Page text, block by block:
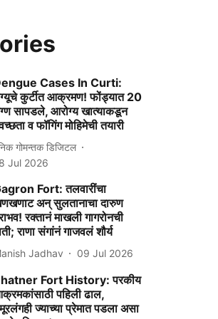
Cases In Curti:
कुर्टीत आक्रमण! फोंड्यात 20
सापडले, आरोग्य खात्याकडून
व फॉगिंग मोहिमेची तयारी
गोमन्तक डिजिटल
Jul 2026
Fort: तलवारींचा
अन् सुलतानाचा दारुण
रक्तानं माखली गागरोनची
राणा संगांनं गाजवलं शौर्य
Jadhav 09 Jul 2026
Fort History: परकीय
पहिली ढाल,
ज्याच्या प्रेमात पडला असा